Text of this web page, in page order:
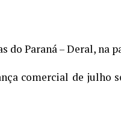
do Paraná – Deral, na
comercial de julho